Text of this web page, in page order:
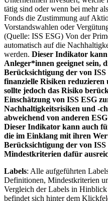
tätig sind oder wenn bei mehr
Fonds die Zustimmung auf
Vorstandswahlen oder
(Quelle: ISS ESG) Von der
automatisch auf die
werden. Dieser Indikator
Anleger*innen geeignet sein,
Berücksichtigung der von
finanzielle Risiken reduzieren
sollte jedoch das Risiko
Einschätzung von ISS ESG
Nachhaltigkeitsrisiken und -
abweichend von anderen
Dieser Indikator kann auch
die im Einklang mit ihren
Berücksichtigung der von ISS
Mindestkriterien dafür
Labels: Alle aufgeführten
Definitionen, Mindestkriterien
Vergleich der Labels in
befindet sich hinter dem